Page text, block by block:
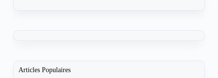
Articles Populaires